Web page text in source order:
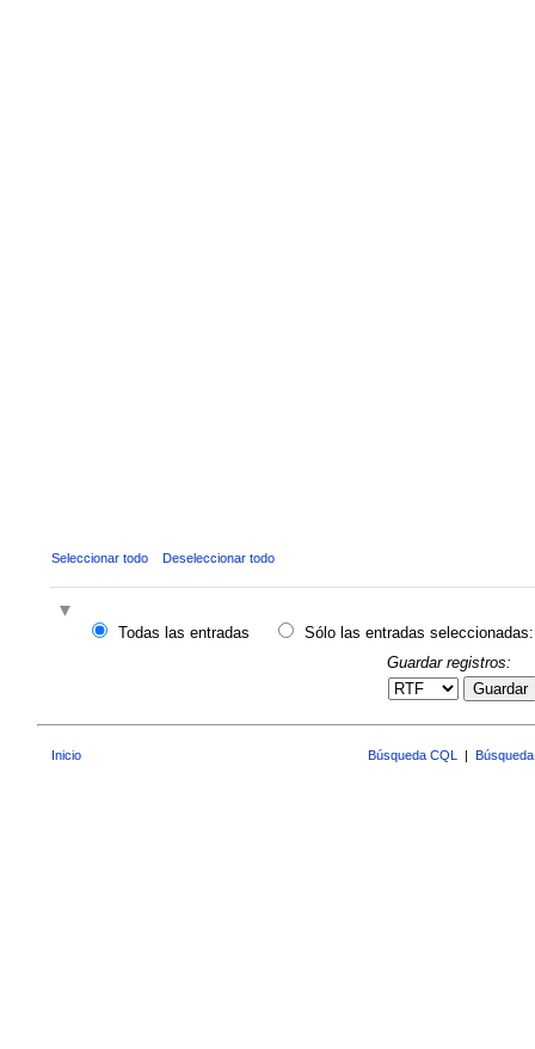
Seleccionar todo Deseleccionar todo
Todas las entradas
Sólo las entradas seleccionadas:
Guardar registros:
Guardar
Inicio Búsqueda CQL